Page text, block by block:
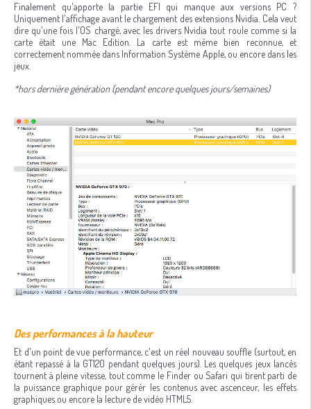
Finalement qu'apporte la partie EFI qui manque aux versions PC ?
Uniquement l'affichage avant le chargement des extensions Nvidia. Cela veut
dire qu'une fois l'OS chargé, avec les drivers Nvidia tout roule comme si la
carte était une Mac Edition. La carte est même bien reconnue, et
correctement nommée dans Information Système Apple, ou encore dans les
jeux.
*hors dernière génération (pendant encore quelques jours/semaines)
Des performances à la hauteur
Et d'un point de vue performance, c'est un réel nouveau souffle (surtout, en
étant repassé à la GT120 pendant quelques jours). Les quelques jeux lancés
tournent à pleine vitesse, tout comme le Finder ou Safari qui tirent parti de
la puissance graphique pour gérér les contenus avec ascenceur, les effets
graphiques ou encore la lecture de vidéo HTML5.